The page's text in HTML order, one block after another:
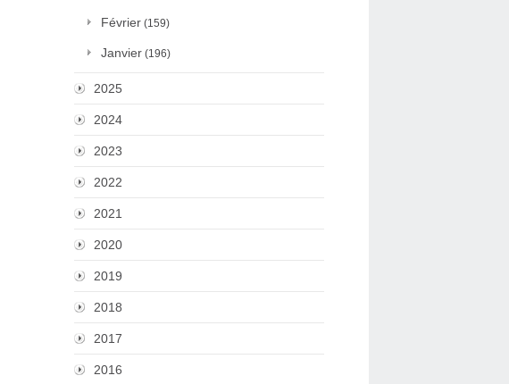
Février (159)
Janvier (196)
2025
2024
2023
2022
2021
2020
2019
2018
2017
2016